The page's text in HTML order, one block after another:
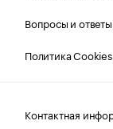
Вопросы и ответы
Политика
Контактная